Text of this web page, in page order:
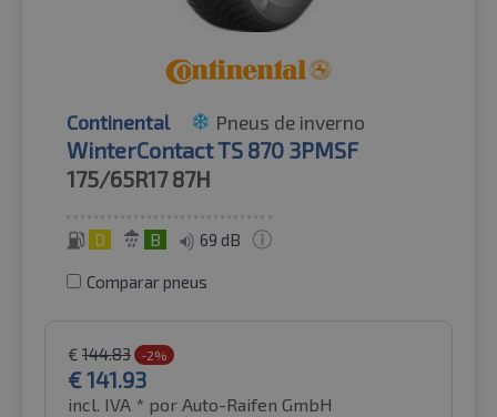
Continental Pneus de inverno
WinterContact TS 870 3PMSF
175/65R17 87H
D B 69 dB
Comparar pneus
€ 144.83 -2%
€141.93
incl. IVA * por Auto-Raifen GmbH